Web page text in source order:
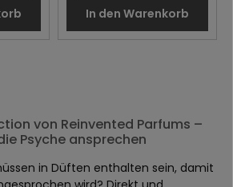
In den Warenkorb
von Reinvented Parfums –
Psyche ansprechen
in Düften enthalten sein, damit